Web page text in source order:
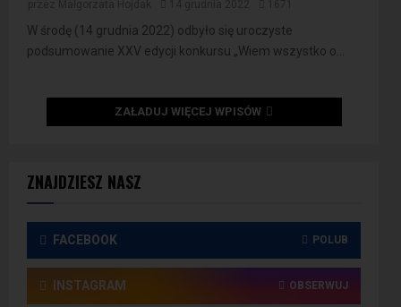
ZNAJDZIESZ NASZ
FACEBOOK POLUB
INSTAGRAM OBSERWUJ
W środę (14 grudnia 2022) odbyło się uroczyste
podsumowanie XXV edycji konkursu „Wiem wszystko o...
ZAŁADUJ WIĘCEJ WPISÓW